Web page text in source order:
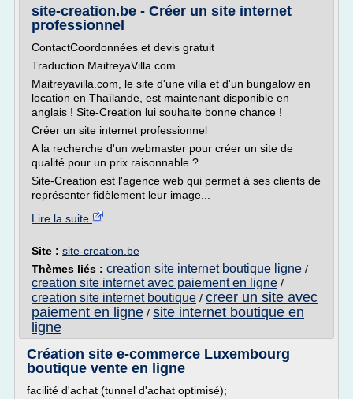
site-creation.be - Créer un site internet
professionnel
ContactCoordonnées et devis gratuit
Traduction MaitreyaVilla.com
Maitreyavilla.com, le site d'une villa et d'un bungalow en
location en Thaïlande, est maintenant disponible en
anglais ! Site-Creation lui souhaite bonne chance !
Créer un site internet professionnel
A la recherche d'un webmaster pour créer un site de
qualité pour un prix raisonnable ?
Site-Creation est l'agence web qui permet à ses clients de
représenter fidèlement leur image...
Lire la suite
Site : site-creation.be
Thèmes liés : creation site internet boutique ligne /
creation site internet avec paiement en ligne /
creation site internet boutique / creer un site avec
paiement en ligne / site internet boutique en
ligne
Création site e-commerce Luxembourg
boutique vente en ligne
facilité d'achat (tunnel d'achat optimisé);